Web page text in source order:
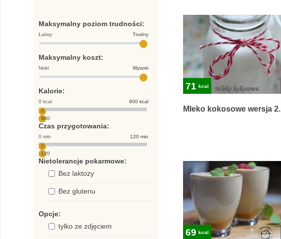
Maksymalny poziom trudności:
Łatwy Trudny
Maksymalny koszt:
Niski Wysoki
Kalorie:
0 kcal
900 kcal
0
900
Czas przygotowania:
0 min
120 min
0
120
Nietolerancje pokarmowe:
Bez laktozy
Bez glutenu
Opcje:
tylko ze zdjęciem
71 kcal
Mleko kokosowe wersja 2.
69 kcal